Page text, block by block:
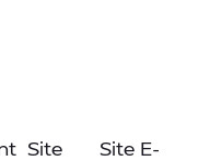
Site
Site E-